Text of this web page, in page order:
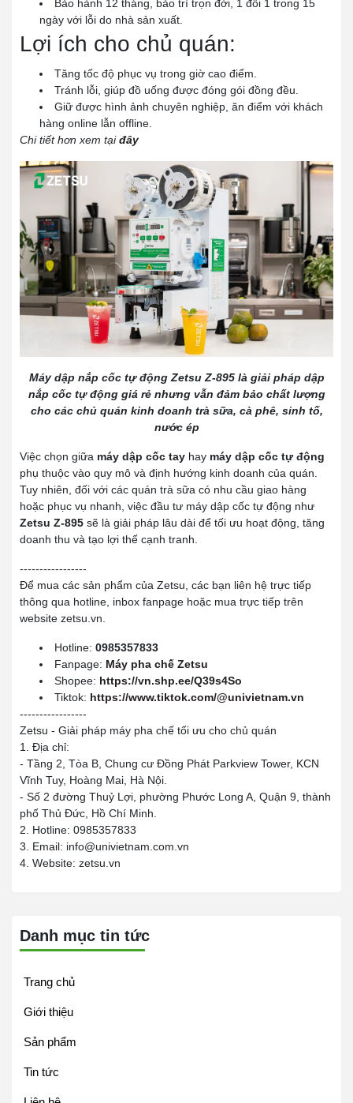
Bảo hành 12 tháng, bảo trì trọn đời, 1 đổi 1 trong 15
ngày với lỗi do nhà sản xuất.
Lợi ích cho chủ quán:
Tăng tốc độ phục vụ trong giờ cao điểm.
Tránh lỗi, giúp đồ uống được đóng gói đồng đều.
Giữ được hình ảnh chuyên nghiệp, ăn điểm với khách
hàng online lẫn offline.
Chi tiết hơn xem tạiđây
Máy dập nắp cốc tự động Zetsu Z-895 là giải pháp dập
nắp cốc tự động giá rẻ nhưng vẫn đảm bảo chất lượng
cho các chủ quán kinh doanh trà sữa, cà phê, sinh tố,
nước ép
Việc chọn giữa máy dập cốc tay hay máy dập cốc tự động
phụ thuộc vào quy mô và định hướng kinh doanh của quán.
Tuy nhiên, đối với các quán trà sữa có nhu cầu giao hàng
hoặc phục vụ nhanh, việc đầu tư máy dập cốc tự động như
Zetsu Z-895 sẽ là giải pháp lâu dài để tối ưu hoạt động, tăng
doanh thu và tạo lợi thế cạnh tranh.
-----------------
Để mua các sản phẩm của Zetsu, các bạn liên hệ trực tiếp
thông qua hotline, inbox fanpage hoặc mua trực tiếp trên
website zetsu.vn.
Hotline: 0985357833
Fanpage: Máy pha chế Zetsu
Shopee: https://vn.shp.ee/Q39s4So
Tiktok: https://www.tiktok.com/@univietnam.vn
-----------------
Zetsu - Giải pháp máy pha chế tối ưu cho chủ quán
1. Địa chỉ:
- Tầng 2, Tòa B, Chung cư Đồng Phát Parkview Tower, KCN
Vĩnh Tuy, Hoàng Mai, Hà Nội.
- Số 2 đường Thuỷ Lợi, phường Phước Long A, Quận 9, thành
phố Thủ Đức, Hồ Chí Minh.
2. Hotline: 0985357833
3. Email: info@univietnam.com.vn
4. Website: zetsu.vn
Danh mục tin tức
Trang chủ
Giới thiệu
Sản phẩm
Tin tức